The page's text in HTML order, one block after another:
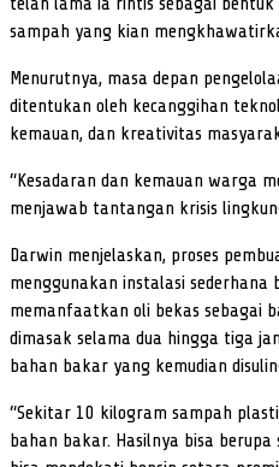
sampah yang kian
Menurutnya, masa depan
ditentukan oleh kecanggihan
kemauan, dan kreativitas
“Kesadaran dan kemauan warga
menjawab tantangan krisis
Darwin menjelaskan, proses
menggunakan instalasi sederhana
memanfaatkan oli bekas sebagai
dimasak selama dua hingga tiga
bahan bakar yang kemudian
“Sekitar 10 kilogram sampah
bahan bakar. Hasilnya bisa